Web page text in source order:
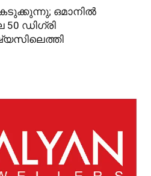
ഒമാനിൽ
50 ഡിഗ്രി